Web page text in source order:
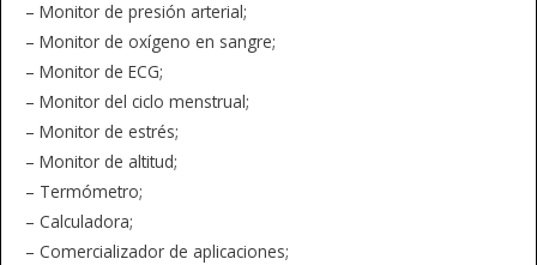
– Monitor de presión arterial;
– Monitor de oxígeno en sangre;
– Monitor de ECG;
– Monitor del ciclo menstrual;
– Monitor de estrés;
– Monitor de altitud;
– Termómetro;
– Calculadora;
– Comercializador de aplicaciones;